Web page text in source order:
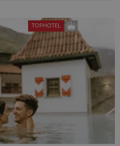
TOPHOTEL